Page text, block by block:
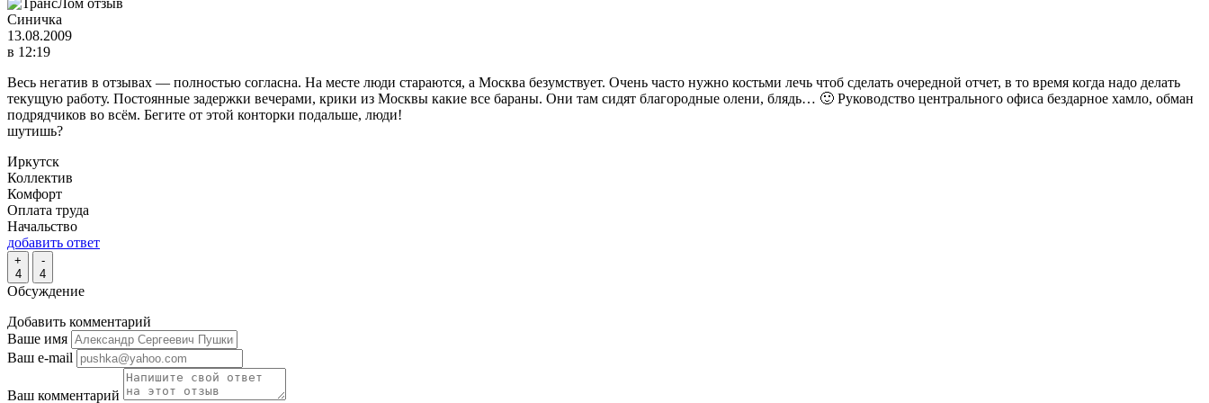
Синичка
13.08.2009
в 12:19
Весь негатив в отзывах — полностью согласна. На месте люди стараются, а Москва безумствует. Очень часто нужно костьми лечь чтоб сделать очередной отчет, в то время когда надо делать
текущую работу. Постоянные задержки вечерами, крики из Москвы какие все бараны. Они там сидят благородные олени, блядь… 🙂 Руководство центрального офиса бездарное хамло, обман
подрядчиков во всём. Бегите от этой конторки подальше, люди!
шутишь?
Иркутск
Коллектив
Комфорт
Оплата труда
Начальство
добавить ответ
+
4
-
4
Обсуждение
Добавить комментарий
Ваше имя
Ваш e-mail
Ваш комментарий